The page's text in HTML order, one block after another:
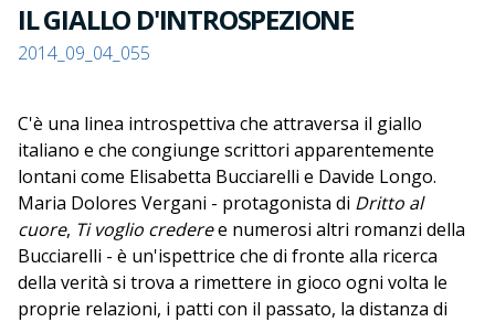
IL GIALLO D'INTROSPEZIONE
2014_09_04_055
C'è una linea introspettiva che attraversa il giallo
italiano e che congiunge scrittori apparentemente
lontani come Elisabetta Bucciarelli e Davide Longo.
Maria Dolores Vergani - protagonista di Dritto al
cuore, Ti voglio crederee numerosi altri romanzi della
Bucciarelli - è un'ispettrice che di fronte alla ricerca
della verità si trova a rimettere in gioco ogni volta le
proprie relazioni, i patti con il passato, la distanza di